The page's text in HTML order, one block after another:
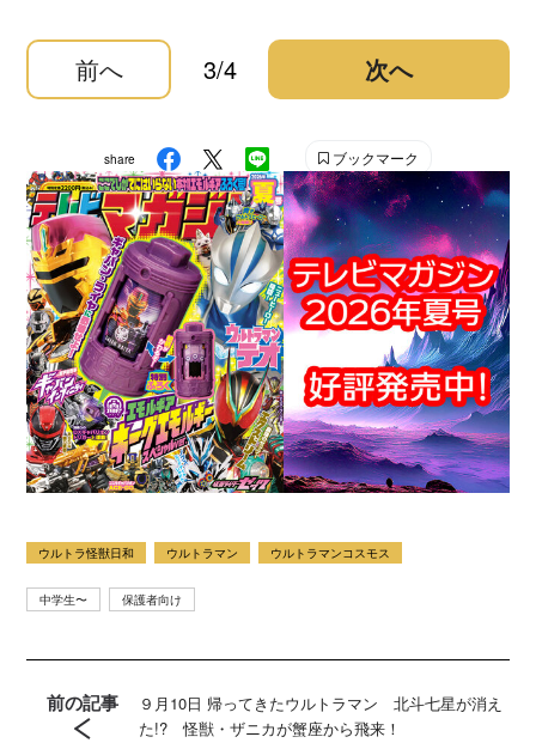
前へ 3/4 次へ
share ブックマーク
ウルトラ怪獣日和 ウルトラマン ウルトラマンコスモス
中学生〜 保護者向け
前の記事
９月10日 帰ってきたウルトラマン 北斗七星が消え
た!? 怪獣・ザニカが蟹座から飛来！